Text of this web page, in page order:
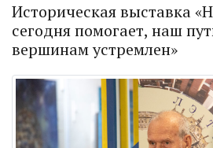
Историческая выставка
сегодня помогает, наш
вершинам устремлен»